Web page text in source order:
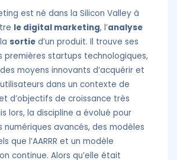
est né dans la Silicon Valley à
le digital marketing, l’analyse
sortie d’un produit. Il trouve ses
premières startups technologiques,
moyens innovants d’acquérir et
dans un contexte de
d’objectifs de croissance très
lors, la discipline a évolué pour
numériques avancés, des modèles
que l’AARRR et un modèle
continue. Alors qu’elle était